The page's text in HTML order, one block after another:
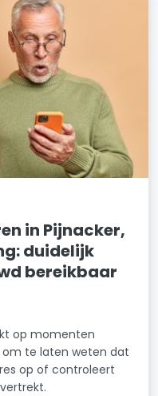
in Pijnacker,
duidelijk
bereikbaar
op momenten
om te laten weten dat
op of controleert